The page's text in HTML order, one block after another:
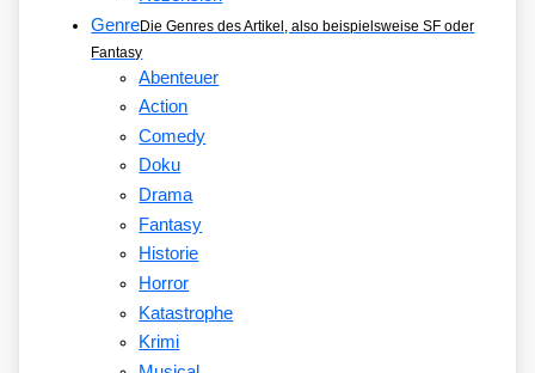
GenreDie Genres des Artikel, also beispielsweise SF oder
Fantasy
Abenteuer
Action
Comedy
Doku
Drama
Fantasy
Historie
Horror
Katastrophe
Krimi